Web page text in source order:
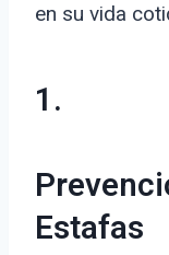
en su vida
1.
Estafas